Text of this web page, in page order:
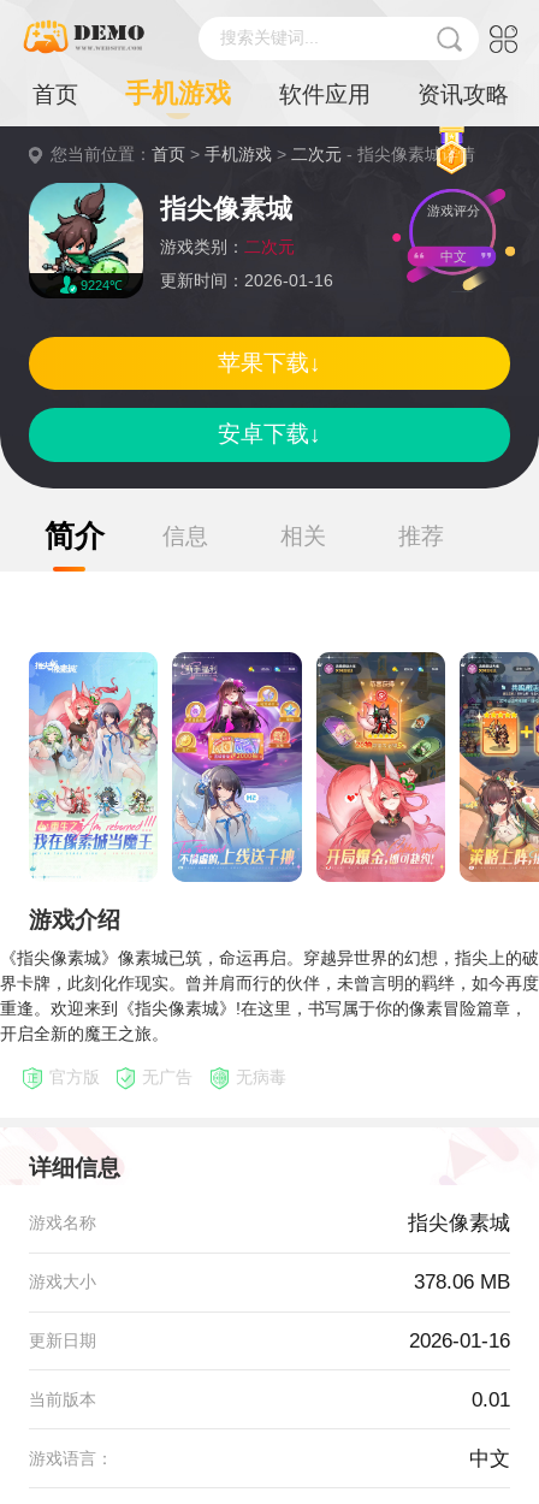
搜索关键词...
首页 手机游戏 软件应用 资讯攻略
您当前位置：首页 >手机游戏 > 二次元 - 指尖像素城详情
9224℃
指尖像素城
游戏类别： 二次元
更新时间：2026-01-16
游戏评分
中文
安卓下载↓
苹果下载↓
简介 信息 相关 推荐
游戏介绍
《指尖像素城》像素城已筑，命运再启。穿越异世界的幻想，指尖上的破
界卡牌，此刻化作现实。曾并肩而行的伙伴，未曾言明的羁绊，如今再度
重逢。欢迎来到《指尖像素城》!在这里，书写属于你的像素冒险篇章，
开启全新的魔王之旅。
官方版 无广告 无病毒
详细信息
游戏名称 指尖像素城
游戏大小 378.06 MB
更新日期 2026-01-16
当前版本 0.01
游戏语言： 中文